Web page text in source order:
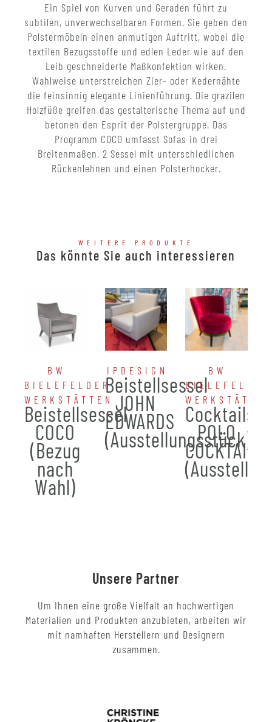
Ein Spiel von Kurven und Geraden führt zu
subtilen, unverwechselbaren Formen. Sie geben den
Polstermöbeln einen anmutigen Auftritt, wobei die
textilen Bezugsstoffe und edlen Leder wie auf den
Leib geschneiderte Maßkonfektion wirken.
Wahlweise unterstreichen Zier- oder Kedernähte
die feinsinnig elegante Linienführung. Die grazilen
Holzfüße greifen das gestalterische Thema auf und
betonen den Esprit der Polstergruppe. Das
Programm COCO umfasst Sofas in drei
Breitenmaßen, 2 Sessel mit unterschiedlichen
Rückenlehnen und einen Polsterhocker.
WEITERE PRODUKTE
Das könnte Sie auch interessieren
BW
BIELEFELDER
WERKSTÄTTEN
Beistellsessel
COCO
(Bezug
nach
Wahl)
IPDESIGN
Beistellsessel
JOHN
EDWARDS
(Ausstellungsstück)
BW
BIELEFELDER
POLO
COCKTAIL
Unsere Partner
Um Ihnen eine große Vielfalt an hochwertigen
Materialien und Produkten anzubieten, arbeiten wir
mit namhaften Herstellern und Designern
zusammen.